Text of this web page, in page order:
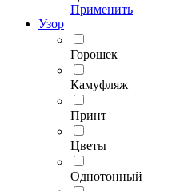
Применить
Узор
Горошек
Камуфляж
Принт
Цветы
Однотонный